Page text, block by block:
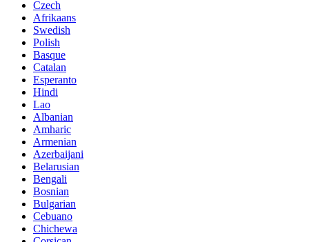
Czech
Afrikaans
Swedish
Polish
Basque
Catalan
Esperanto
Hindi
Lao
Albanian
Amharic
Armenian
Azerbaijani
Belarusian
Bengali
Bosnian
Bulgarian
Cebuano
Chichewa